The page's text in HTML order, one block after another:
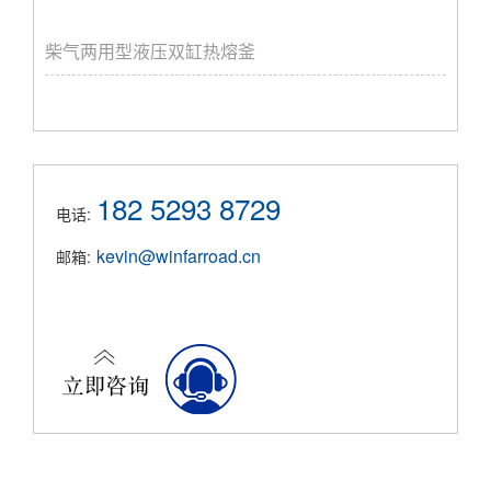
柴气两用型液压双缸热熔釜
电话: 182 5293 8729
邮箱: kevin@winfarroad.cn